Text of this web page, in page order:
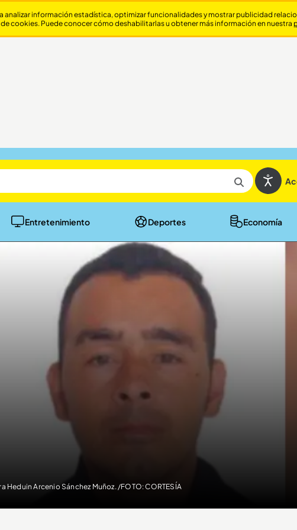
Entretenimiento Deportes Economía
Heduin Arcenio Sánchez Muñoz. /FOTO: CORTESÍA
información estadística, optimizar funcionalidades y mostrar publicidad
cookies. Puede conocer cómo deshabilitarlas u obtener más información en nuestra